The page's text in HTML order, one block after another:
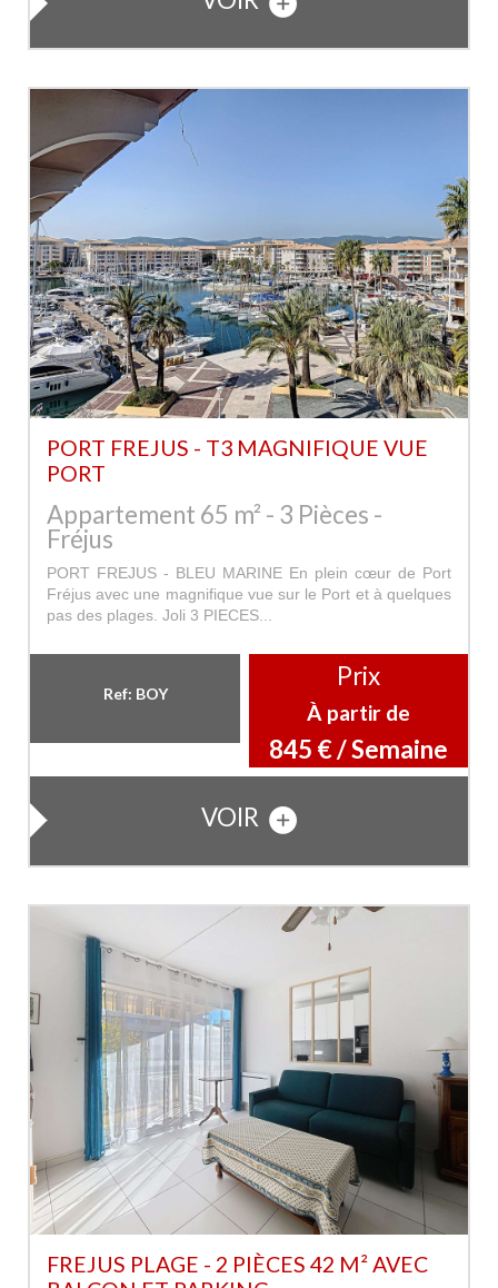
PORT FREJUS - T3 MAGNIFIQUE VUE
PORT
Appartement 65 m² - 3 Pièces -
Fréjus
PORT FREJUS - BLEU MARINE En plein cœur de Port
Fréjus avec une magnifique vue sur le Port et à quelques
pas des plages. Joli 3 PIECES...
Ref: BOY
Prix
À partir de
845 € / Semaine
VOIR
FREJUS PLAGE - 2 PIÈCES 42 M² AVEC